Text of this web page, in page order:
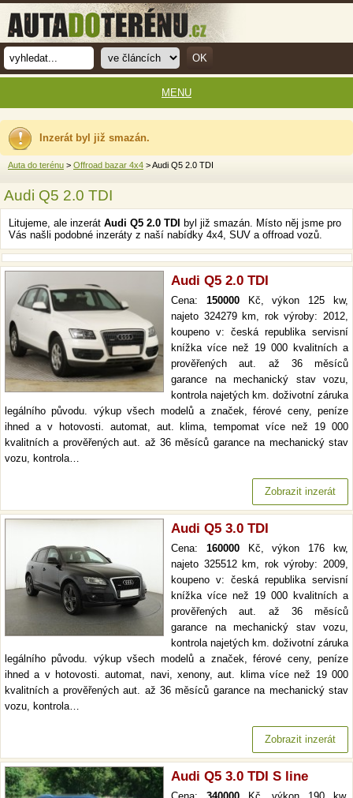
Inzerát byl již smazán.
Auta do terénu > Offroad bazar 4x4 > Audi Q5 2.0 TDI
Audi Q5 2.0 TDI
Litujeme, ale inzerát Audi Q5 2.0 TDI
byl již smazán. Místo něj jsme pro
Vás našli podobné inzeráty z naší nabídky 4x4, SUV a offroad vozů.
Audi Q5 2.0 TDI
Cena: 150000Kč, výkon 125 kw,
najeto 324279 km, rok výroby: 2012,
koupeno v: česká republika servisní
knížka více než 19 000 kvalitních a
prověřených aut. až 36 měsíců
garance na mechanický stav vozu,
kontrola najetých km. doživotní záruka
legálního původu. výkup všech modelů a značek, férové ceny, peníze
ihned a v hotovosti. automat, aut. klima, tempomat více než 19 000
kvalitních a prověřených aut. až 36 měsíců garance na mechanický stav
vozu, kontrola…
Zobrazit inzerát
Audi Q5 3.0 TDI
Cena: 160000Kč, výkon 176 kw,
najeto 325512 km, rok výroby: 2009,
koupeno v: česká republika servisní
knížka více než 19 000 kvalitních a
prověřených aut. až 36 měsíců
garance na mechanický stav vozu,
kontrola najetých km. doživotní záruka
legálního původu. výkup všech modelů a značek, férové ceny, peníze
ihned a v hotovosti. automat, navi, xenony, aut. klima více než 19 000
kvalitních a prověřených aut. až 36 měsíců garance na mechanický stav
vozu, kontrola…
Zobrazit inzerát
Audi Q5 3.0 TDI S line
MENU